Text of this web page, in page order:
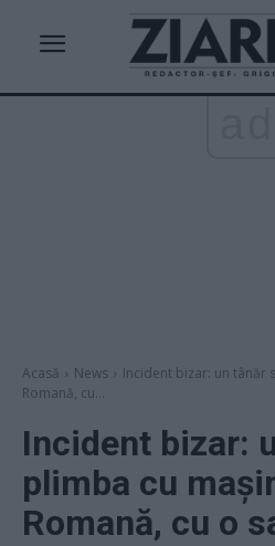
Acasă News
Incident bizar: un tânăr
Romană, cu...
Incident bizar:
plimba cu
Romană, cu o